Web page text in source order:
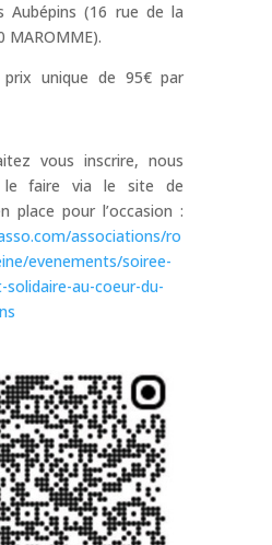
Aubépins (16 rue de la
MAROMME).
unique de 95€ par
vous inscrire, nous
le faire via le site de
place pour l’occasion :
associations/ro
evenements/soiree-
au-coeur-du-